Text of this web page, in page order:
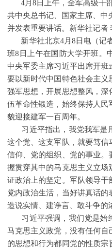
4月8日上午，全军高级干
共中央总书记、国家主席、中
并发表重要讲话。新华社记者
新华社北京4月8日电（记
班8日上午在国防大学开班。
中央军委主席习近平出席开班
要以新时代中国特色社会主
强军思想，开展思想整风，深
伍革命性锻造，始终保持人
貌迎接建军一百周年。
习近平指出，我党我军是
这个党、这支军队，就要笃
信仰、党的组织、党的事业
握贯穿其中的马克思主义立
证政治上的坚定。军队领导
党内政治生活，当好讲真话
造说实情、建诤言、敢斗争的
习近平强调，我们党是始
马克思主义政党，没有任何
的思想和行为都同党的性质